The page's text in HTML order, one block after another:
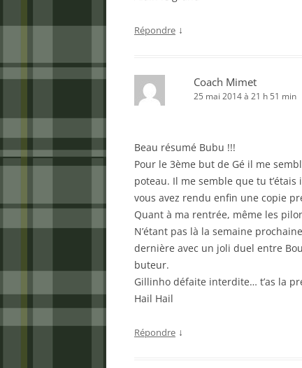
Répondre ↓
Coach Mimet
25 mai 2014 à 21 h 51 min
Beau résumé Bubu !!!
Pour le 3ème but de Gé il me
poteau. Il me semble que tu
vous avez rendu enfin une copie
Quant à ma rentrée, même les
N’étant pas là la semaine
dernière avec un joli duel entre
buteur.
Gillinho défaite interdite… t’as la
Hail Hail
Répondre ↓